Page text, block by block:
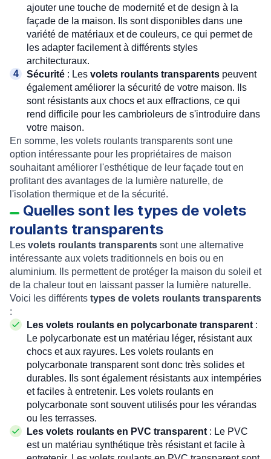
ajouter une touche de modernité et de design à la
façade de la maison. Ils sont disponibles dans une
variété de matériaux et de couleurs, ce qui permet de
les adapter facilement à différents styles
architecturaux.
Sécurité : Les volets roulants transparents peuvent
également améliorer la sécurité de votre maison. Ils
sont résistants aux chocs et aux effractions, ce qui
rend difficile pour les cambrioleurs de s'introduire dans
votre maison.
En somme, les volets roulants transparents sont une
option intéressante pour les propriétaires de maison
souhaitant améliorer l'esthétique de leur façade tout en
profitant des avantages de la lumière naturelle, de
l'isolation thermique et de la sécurité.
Quelles sont les types de volets
roulants transparents
Les volets roulants transparents sont une alternative
intéressante aux volets traditionnels en bois ou en
aluminium. Ils permettent de protéger la maison du soleil et
de la chaleur tout en laissant passer la lumière naturelle.
Voici les différents types de volets roulants transparents
:
Les volets roulants en polycarbonate transparent :
Le polycarbonate est un matériau léger, résistant aux
chocs et aux rayures. Les volets roulants en
polycarbonate transparent sont donc très solides et
durables. Ils sont également résistants aux intempéries
et faciles à entretenir. Les volets roulants en
polycarbonate sont souvent utilisés pour les vérandas
ou les terrasses.
Les volets roulants en PVC transparent : Le PVC
est un matériau synthétique très résistant et facile à